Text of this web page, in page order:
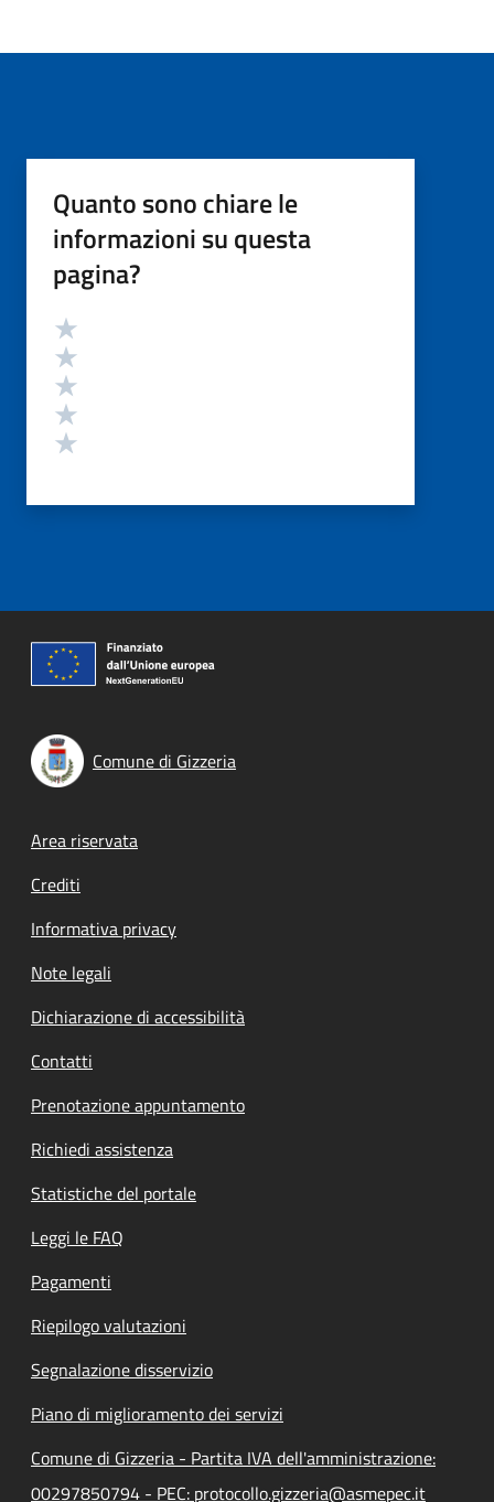
Quanto sono chiare le
informazioni su questa
pagina?
Valutazione
Comune di Gizzeria
Footer menu
Area riservata
Crediti
Informativa privacy
Note legali
Dichiarazione di accessibilità
Contatti
Prenotazione appuntamento
Richiedi assistenza
Statistiche del portale
Leggi le FAQ
Pagamenti
Riepilogo valutazioni
Segnalazione disservizio
Piano di miglioramento dei servizi
Comune di Gizzeria - Partita IVA dell'amministrazione:
00297850794 - PEC: protocollo.gizzeria@asmepec.it